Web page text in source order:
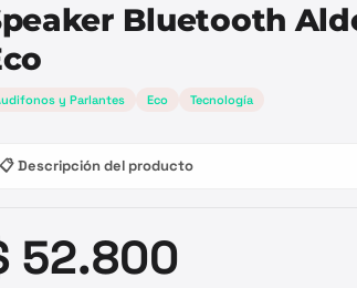
Bluetooth
y Parlantes Eco Tecnología
📋 Descripción del producto
52.800